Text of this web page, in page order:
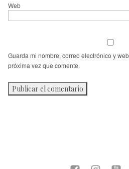
Web
Guarda mi nombre, correo electrónico y
próxima vez que comente.